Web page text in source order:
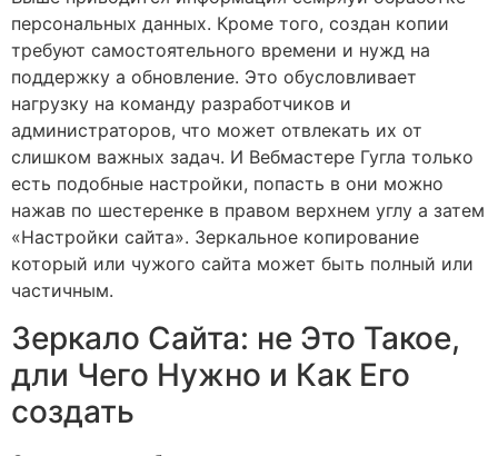
персональных данных. Кроме того, создан копии
требуют самостоятельного времени и нужд на
поддержку а обновление. Это обусловливает
нагрузку на команду разработчиков и
администраторов, что может отвлекать их от
слишком важных задач. И Вебмастере Гугла только
есть подобные настройки, попасть в они можно
нажав по шестеренке в правом верхнем углу а затем
«Настройки сайта». Зеркальное копирование
который или чужого сайта может быть полный или
частичным.
Зеркало Сайта: не Это Такое,
дли Чего Нужно и Как Его
создать